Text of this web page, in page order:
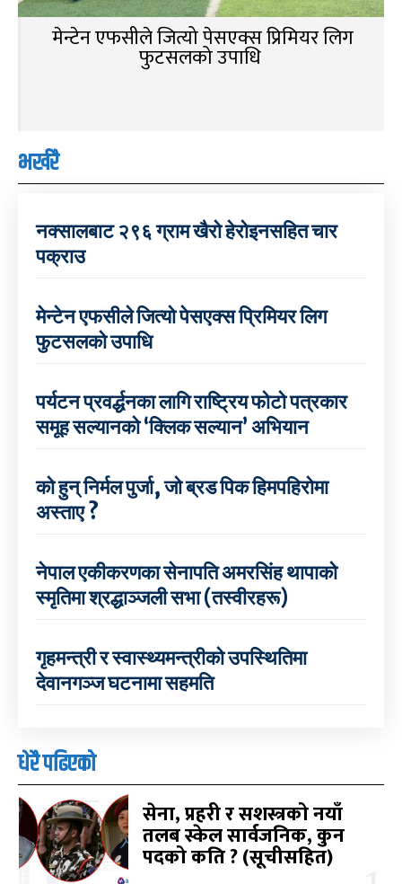
मेन्टेन एफसीले जित्यो पेसएक्स प्रिमियर लिग
फुटसलको उपाधि
भर्खरै
नक्सालबाट २९६ ग्राम खैरो हेरोइनसहित चार
पक्राउ
मेन्टेन एफसीले जित्यो पेसएक्स प्रिमियर लिग
फुटसलको उपाधि
पर्यटन प्रवर्द्धनका लागि राष्ट्रिय फोटो पत्रकार
समूह सल्यानको ‘क्लिक सल्यान’ अभियान
को हुन् निर्मल पुर्जा, जो ब्रड पिक हिमपहिरोमा
अस्ताए ?
नेपाल एकीकरणका सेनापति अमरसिंह थापाको
स्मृतिमा श्रद्धाञ्जली सभा (तस्वीरहरू)
गृहमन्त्री र स्वास्थ्यमन्त्रीको उपस्थितिमा
देवानगञ्ज घटनामा सहमति
धेरै पढिएको
सेना, प्रहरी र सशस्त्रको नयाँ
तलब स्केल सार्वजनिक, कुन
पदको कति ? (सूचीसहित)